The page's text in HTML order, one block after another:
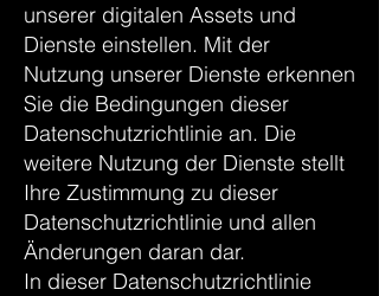
unserer digitalen Assets und
Dienste einstellen. Mit der
Nutzung unserer Dienste erkennen
Sie die Bedingungen dieser
Datenschutzrichtlinie an. Die
weitere Nutzung der Dienste stellt
Ihre Zustimmung zu dieser
Datenschutzrichtlinie und allen
Änderungen daran dar.
In dieser Datenschutzrichtlinie